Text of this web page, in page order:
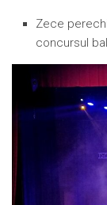
Zece
concursul